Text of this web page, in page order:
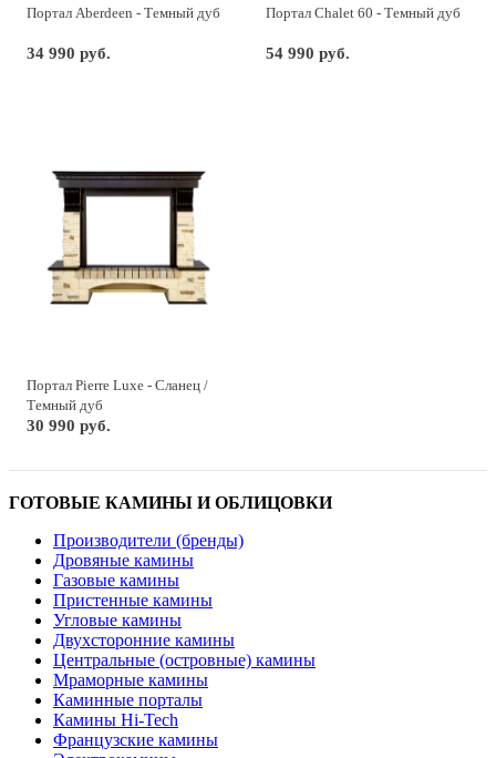
Портал Aberdeen - Темный дуб
34 990 руб.
Портал Chalet 60 - Темный дуб
54 990 руб.
Портал Pierre Luxe - Сланец /
Темный дуб
30 990 руб.
ГОТОВЫЕ КАМИНЫ И ОБЛИЦОВКИ
Производители (бренды)
Дровяные камины
Газовые камины
Пристенные камины
Угловые камины
Двухсторонние камины
Центральные (островные) камины
Мраморные камины
Каминные порталы
Камины Hi-Tech
Французские камины